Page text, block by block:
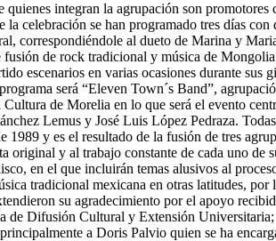
integran la agrupación son
celebración se han programado tres días
correspondiéndole al dueto de Marina y
de rock tradicional y música de
escenarios en varias ocasiones durante
será “Eleven Town´s Band”,
de Morelia en lo que será el evento
Lemus y José Luis López Pedraza.
y es el resultado de la fusión de tres
original y al trabajo constante de cada uno
en el que incluirán temas alusivos al
tradicional mexicana en otras latitudes,
su agradecimiento por el apoyo
de Difusión Cultural y Extensión
a Doris Palvio quien se ha